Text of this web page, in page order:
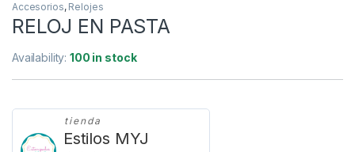
Accesorios, Relojes
RELOJ EN PASTA
Availability:100 in stock
tienda
Estilos MYJ